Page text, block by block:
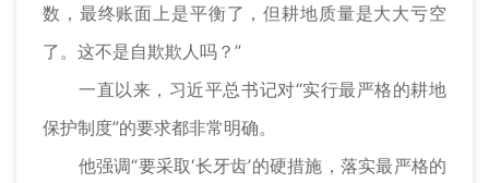
数，最终账面上是平衡了，但耕地质量是大大亏空
了。这不是自欺欺人吗？”
一直以来，习近平总书记对“实行最严格的耕地
保护制度”的要求都非常明确。
他强调“要采取‘长牙齿’的硬措施，落实最严格的